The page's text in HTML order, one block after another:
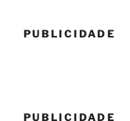
PUBLICIDADE
PUBLICIDADE